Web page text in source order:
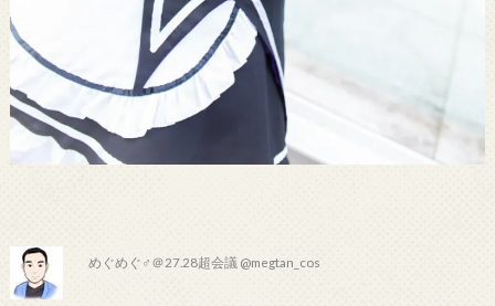
めぐめぐ♂＠27.28超会議 @megtan_cos